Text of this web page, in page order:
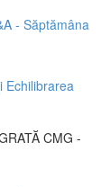
- Săptămâna
Echilibrarea
CMG -